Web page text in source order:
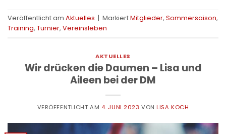
Veröffentlicht am Aktuelles | MarkiertMitglieder, Sommersaison,
Training, Turnier, Vereinsleben
AKTUELLES
Wir drücken die Daumen – Lisa und
Aileen bei der DM
VERÖFFENTLICHT AM 4. JUNI 2023 VONLISA KOCH